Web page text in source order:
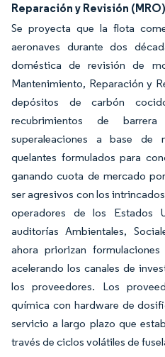
Reparación y Revisión
Se proyecta que la flota
aeronaves durante dos
doméstica de revisión de
Mantenimiento, Reparación y
depósitos de carbón
recubrimientos de
superaleaciones a base de
quelantes formulados para
ganando cuota de mercado
ser agresivos con los
operadores de los Estados
auditorías Ambientales,
ahora priorizan
acelerando los canales de
los proveedores. Los
química con hardware de
servicio a largo plazo que
través de ciclos volátiles de